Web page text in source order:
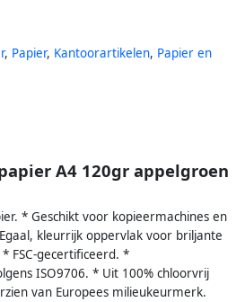
, Papier, Kantoorartikelen, Papier en
A4 120gr appelgroen
* Geschikt voor kopieermachines en
kleurrijk oppervlak voor briljante
FSC-gecertificeerd. *
ISO9706. * Uit 100% chloorvrij
van Europees milieukeurmerk.